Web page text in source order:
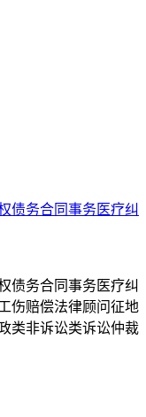
债务合同事务医疗纠
债务合同事务医疗纠
伤赔偿法律顾问征地
类非诉讼类诉讼仲裁